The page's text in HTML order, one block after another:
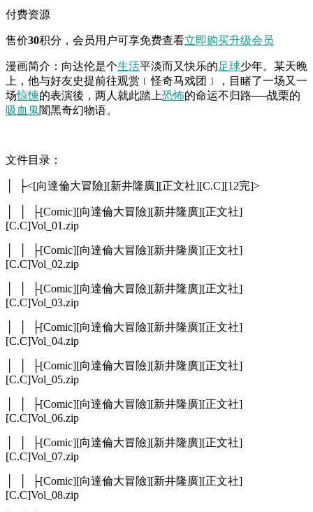
付费资源
售价30积分 ，会员用户可享免费查看立即购买升级会员
漫画简介：向达伦是个生活平淡而又快乐的足球少年。某天晚
上，他与好友史提前往观赏﹝怪奇马戏团﹞，目睹了一场又一
场惊悚的表演後，两人就此踏上恐怖的命运不归路──战栗的
吸血鬼闇黑奇幻物语。
文件目录：
│ ├<[向達倫大冒險][新井隆廣][正文社][C.C][12完]>
│ │ ├[Comic][向達倫大冒險][新井隆廣][正文社]
[C.C]Vol_01.zip
│ │ ├[Comic][向達倫大冒險][新井隆廣][正文社]
[C.C]Vol_02.zip
│ │ ├[Comic][向達倫大冒險][新井隆廣][正文社]
[C.C]Vol_03.zip
│ │ ├[Comic][向達倫大冒險][新井隆廣][正文社]
[C.C]Vol_04.zip
│ │ ├[Comic][向達倫大冒險][新井隆廣][正文社]
[C.C]Vol_05.zip
│ │ ├[Comic][向達倫大冒險][新井隆廣][正文社]
[C.C]Vol_06.zip
│ │ ├[Comic][向達倫大冒險][新井隆廣][正文社]
[C.C]Vol_07.zip
│ │ ├[Comic][向達倫大冒險][新井隆廣][正文社]
[C.C]Vol_08.zip